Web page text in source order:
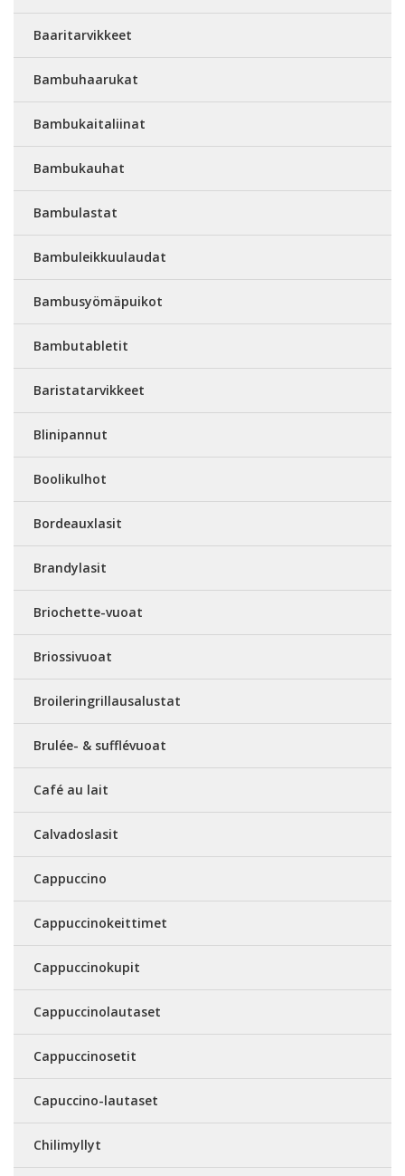
Baaritarvikkeet
Bambuhaarukat
Bambukaitaliinat
Bambukauhat
Bambulastat
Bambuleikkuulaudat
Bambusyömäpuikot
Bambutabletit
Baristatarvikkeet
Blinipannut
Boolikulhot
Bordeauxlasit
Brandylasit
Briochette-vuoat
Briossivuoat
Broileringrillausalustat
Brulée- & sufflévuoat
Café au lait
Calvadoslasit
Cappuccino
Cappuccinokeittimet
Cappuccinokupit
Cappuccinolautaset
Cappuccinosetit
Capuccino-lautaset
Chilimyllyt